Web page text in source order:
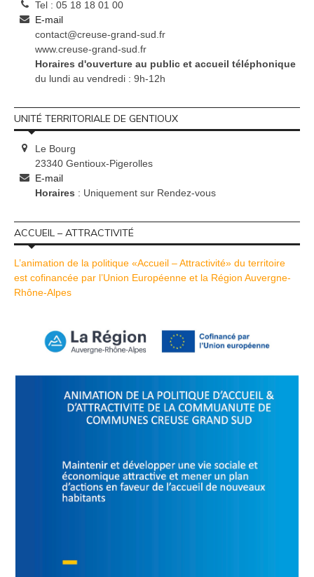
Tel : 05 18 18 01 00
E-mail
contact@creuse-grand-sud.fr
www.creuse-grand-sud.fr
Horaires d'ouverture au public et accueil téléphonique
du lundi au vendredi : 9h-12h
UNITÉ TERRITORIALE DE GENTIOUX
Le Bourg
23340 Gentioux-Pigerolles
E-mail
Horaires : Uniquement sur Rendez-vous
ACCUEIL – ATTRACTIVITÉ
L’animation de la politique «Accueil – Attractivité» du territoire
est cofinancée par l’Union Européenne et la Région Auvergne-
Rhône-Alpes